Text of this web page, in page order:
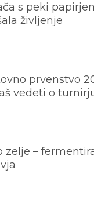
s peki
življenje
prvenstvo
vedeti o
zelje –